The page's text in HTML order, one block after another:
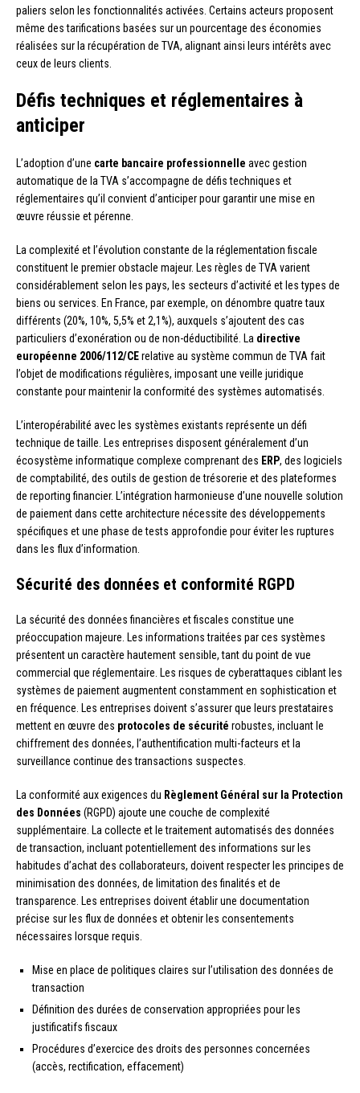
paliers selon les fonctionnalités activées. Certains acteurs proposent
même des tarifications basées sur un pourcentage des économies
réalisées sur la récupération de TVA, alignant ainsi leurs intérêts avec
ceux de leurs clients.
Défis techniques et réglementaires à
anticiper
L’adoption d’une carte bancaire professionnelle avec gestion
automatique de la TVA s’accompagne de défis techniques et
réglementaires qu’il convient d’anticiper pour garantir une mise en
œuvre réussie et pérenne.
La complexité et l’évolution constante de la réglementation fiscale
constituent le premier obstacle majeur. Les règles de TVA varient
considérablement selon les pays, les secteurs d’activité et les types de
biens ou services. En France, par exemple, on dénombre quatre taux
différents (20%, 10%, 5,5% et 2,1%), auxquels s’ajoutent des cas
particuliers d’exonération ou de non-déductibilité. La directive
européenne 2006/112/CErelative au système commun de TVA fait
l’objet de modifications régulières, imposant une veille juridique
constante pour maintenir la conformité des systèmes automatisés.
L’interopérabilité avec les systèmes existants représente un défi
technique de taille. Les entreprises disposent généralement d’un
écosystème informatique complexe comprenant des ERP, des logiciels
de comptabilité, des outils de gestion de trésorerie et des plateformes
de reporting financier. L’intégration harmonieuse d’une nouvelle solution
de paiement dans cette architecture nécessite des développements
spécifiques et une phase de tests approfondie pour éviter les ruptures
dans les flux d’information.
Sécurité des données et conformité RGPD
La sécurité des données financières et fiscales constitue une
préoccupation majeure. Les informations traitées par ces systèmes
présentent un caractère hautement sensible, tant du point de vue
commercial que réglementaire. Les risques de cyberattaques ciblant les
systèmes de paiement augmentent constamment en sophistication et
en fréquence. Les entreprises doivent s’assurer que leurs prestataires
mettent en œuvre des protocoles de sécurité robustes, incluant le
chiffrement des données, l’authentification multi-facteurs et la
surveillance continue des transactions suspectes.
La conformité aux exigences du Règlement Général sur la Protection
des Données (RGPD) ajoute une couche de complexité
supplémentaire. La collecte et le traitement automatisés des données
de transaction, incluant potentiellement des informations sur les
habitudes d’achat des collaborateurs, doivent respecter les principes de
minimisation des données, de limitation des finalités et de
transparence. Les entreprises doivent établir une documentation
précise sur les flux de données et obtenir les consentements
nécessaires lorsque requis.
Mise en place de politiques claires sur l’utilisation des données de
transaction
Définition des durées de conservation appropriées pour les
justificatifs fiscaux
Procédures d’exercice des droits des personnes concernées
(accès, rectification, effacement)